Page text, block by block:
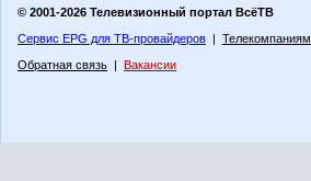
© 2001-2026 Телевизионный портал ВсёТВ
Сервис EPG для ТВ-провайдеров | Телекомпаниям
Обратная связь | Вакансии